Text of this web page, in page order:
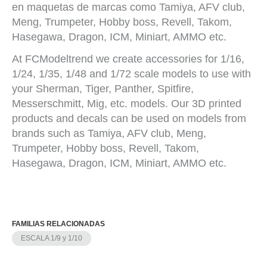
en maquetas de marcas como Tamiya, AFV club,
Meng, Trumpeter, Hobby boss, Revell, Takom,
Hasegawa, Dragon, ICM, Miniart, AMMO etc.
At FCModeltrend we create accessories for 1/16,
1/24, 1/35, 1/48 and 1/72 scale models to use with
your Sherman, Tiger, Panther, Spitfire,
Messerschmitt, Mig, etc. models. Our 3D printed
products and decals can be used on models from
brands such as Tamiya, AFV club, Meng,
Trumpeter, Hobby boss, Revell, Takom,
Hasegawa, Dragon, ICM, Miniart, AMMO etc.
FAMILIAS RELACIONADAS
ESCALA 1/9 y 1/10